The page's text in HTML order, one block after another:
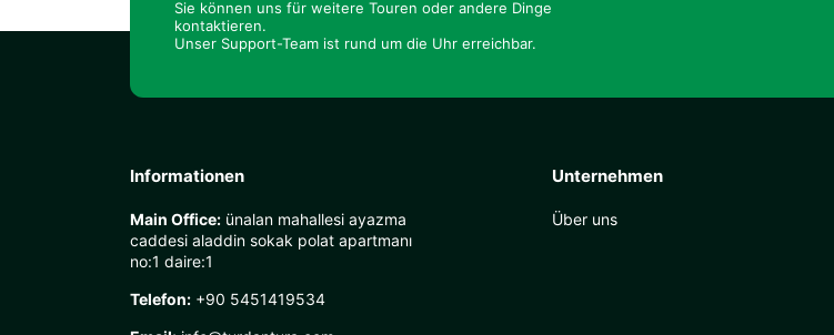
Sie können uns für weitere Touren oder andere Dinge
kontaktieren.
Unser Support-Team ist rund um die Uhr erreichbar.
Informationen
Main Office: ünalan mahallesi ayazma
caddesi aladdin sokak polat apartmanı
no:1 daire:1
Telefon: +90 5451419534
Unternehmen
Über uns